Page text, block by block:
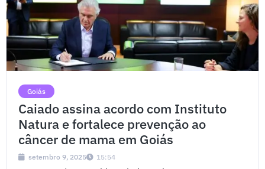
Goiás
Caiado assina acordo com Instituto
Natura e fortalece prevenção ao
câncer de mama em Goiás
setembro 9, 2025 15:54